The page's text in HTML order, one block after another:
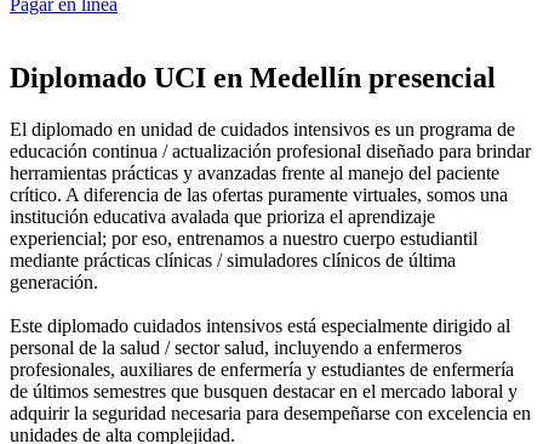
Pagar en linea
Diplomado UCI en Medellín presencial
El diplomado en unidad de cuidados intensivos es un programa de
educación continua / actualización profesional diseñado para brindar
herramientas prácticas y avanzadas frente al manejo del paciente
crítico. A diferencia de las ofertas puramente virtuales, somos una
institución educativa avalada que prioriza el aprendizaje
experiencial; por eso, entrenamos a nuestro cuerpo estudiantil
mediante prácticas clínicas / simuladores clínicos de última
generación.
Este diplomado cuidados intensivos está especialmente dirigido al
personal de la salud / sector salud, incluyendo a enfermeros
profesionales, auxiliares de enfermería y estudiantes de enfermería
de últimos semestres que busquen destacar en el mercado laboral y
adquirir la seguridad necesaria para desempeñarse con excelencia en
unidades de alta complejidad.